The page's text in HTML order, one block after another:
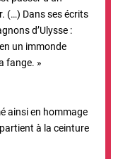
(…) Dans ses écrits
d’Ulysse :
un immonde
fange. »
ainsi en hommage
à la ceinture